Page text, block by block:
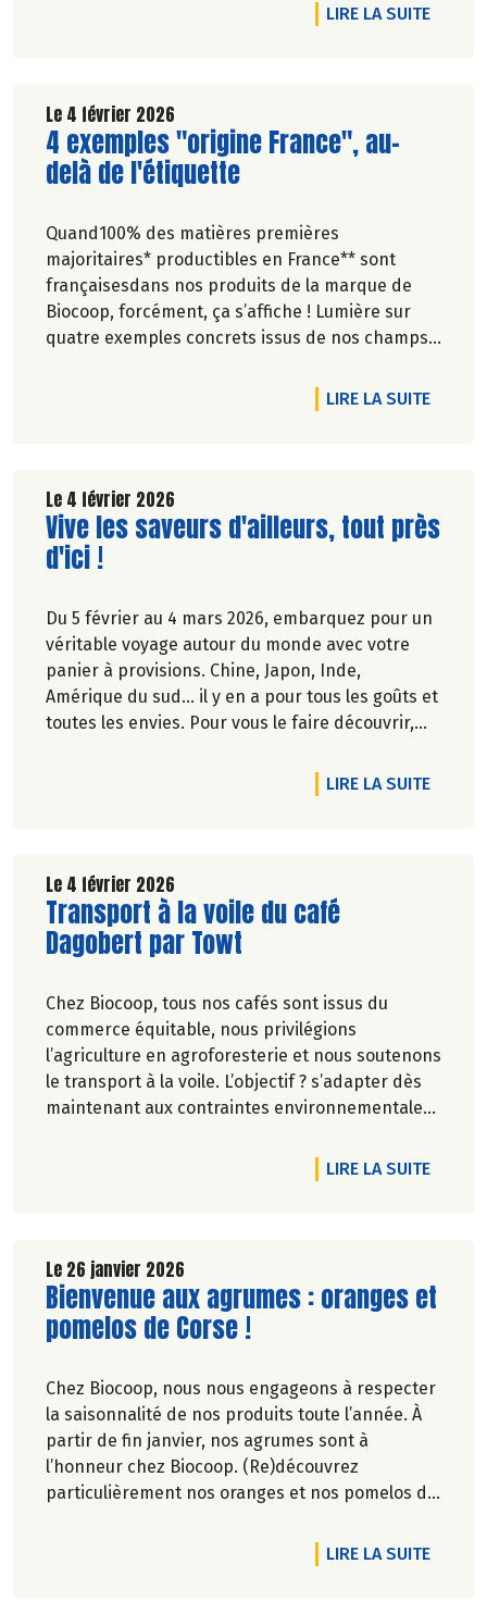
LIRE LA SUITEDE
Le 4 février 2026
Lire la suite de l'article
4 exemples "origine France", au-
delà de l'étiquette
Quand100% des matières premières
majoritaires* productibles en France** sont
françaisesdans nos produits de la marque de
Biocoop, forcément, ça s’affiche ! Lumière sur
quatre exemples concrets issus de nos champs
transformateur.rice.s français.e.s . LIRE LA SUITEDE
Le 4 février 2026
Lire la suite de l'article
Vive les saveurs d'ailleurs, tout près
d'ici !
Du 5 février au 4 mars 2026, embarquez pour un
véritable voyage autour du monde avec votre
panier à provisions. Chine, Japon, Inde,
Amérique du sud… il y en a pour tous les goûts et
toutes les envies. Pour vous le faire découvrir,
réduction sur une sélection de produits aux
LIRE LA SUITEDE
Le 4 février 2026
Lire la suite de l'article
Transport à la voile du café
Dagobert par Towt
Chez Biocoop, tous nos cafés sont issus du
commerce équitable, nous privilégions
l’agriculture en agroforesterie et nous soutenons
le transport à la voile. L’objectif ? s’adapter dès
maintenant aux contraintes environnementales
LIRE LA SUITEDE
Le 26 janvier 2026
Lire la suite de l'article
Bienvenue aux agrumes : oranges et
pomelos de Corse !
Chez Biocoop, nous nous engageons à respecter
la saisonnalité de nos produits toute l’année. À
partir de fin janvier, nos agrumes sont à
l’honneur chez Biocoop. (Re)découvrez
particulièrement nos oranges et nos pomelos de
LIRE LA SUITEDE